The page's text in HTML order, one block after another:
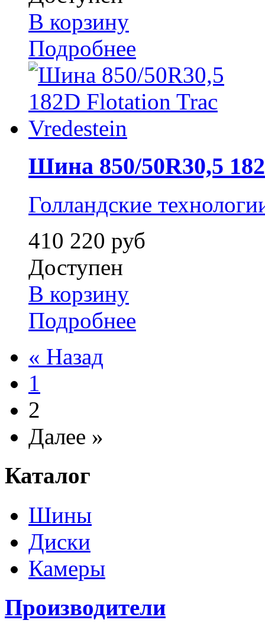
В корзину
Подробнее
Шина 850/50R30,5
Голландские
410 220 руб
Доступен
В корзину
Подробнее
« Назад
1
2
Далее »
Каталог
Шины
Диски
Камеры
Производители